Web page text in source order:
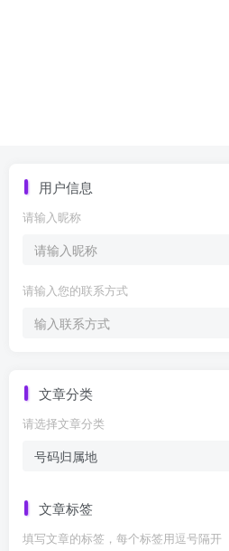
用户信息
请输入昵称
请输入您的联系方式
文章分类
请选择文章分类
文章标签
填写文章的标签，每个标签用逗号隔开